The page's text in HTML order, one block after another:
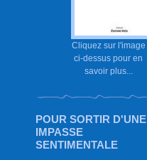
Cliquez sur l'image
ci-dessus pour en
savoir plus...
POUR SORTIR D'UNE
IMPASSE
SENTIMENTALE